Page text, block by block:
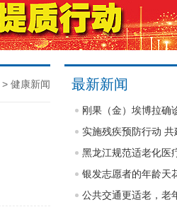
> 健康新闻 最新新闻
刚果（金）埃博拉确
实施残疾预防行动 共
黑龙江规范适老化医
银发志愿者的年龄天
公共交通更适老，老